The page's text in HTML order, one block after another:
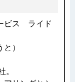
ビス ライド
）
。